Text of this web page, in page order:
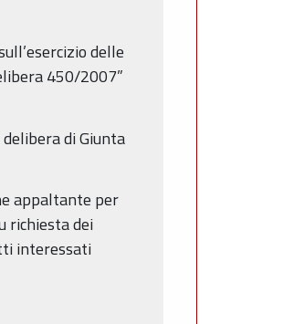
delle
450/2007”
di Giunta
appaltante per
richiesta dei
interessati